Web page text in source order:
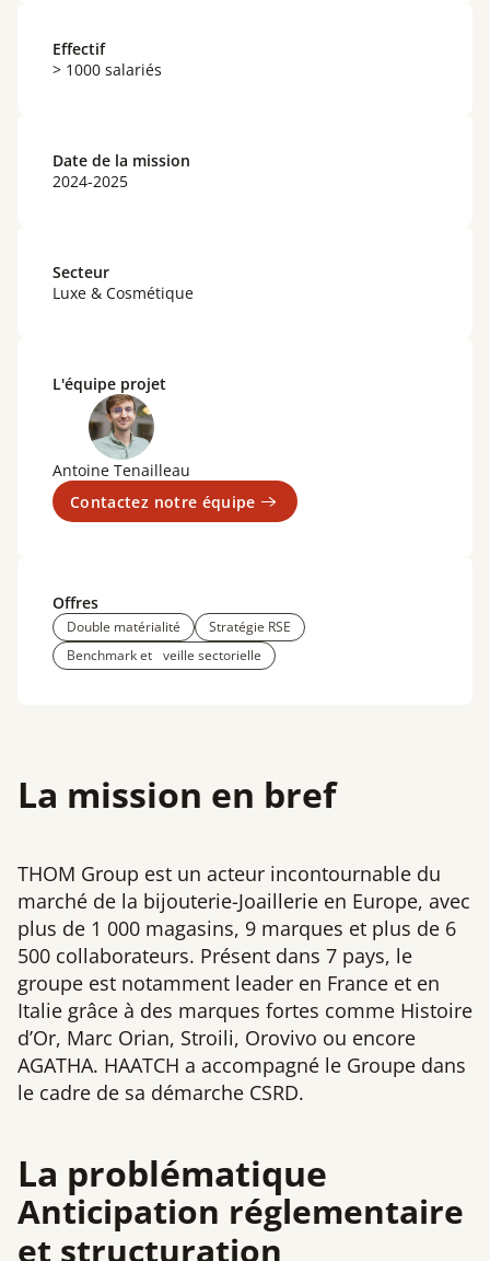
Effectif
> 1000 salariés
Date de la mission
2024-2025
Secteur
Luxe & Cosmétique
L'équipe projet
Antoine Tenailleau
Contactez notre équipe
Offres
Double matérialité
Stratégie RSE
Benchmark et veille sectorielle
La mission en bref
THOM Group est un acteur incontournable du
marché de la bijouterie-Joaillerie en Europe, avec
plus de 1 000 magasins, 9 marques et plus de 6
500 collaborateurs. Présent dans 7 pays, le
groupe est notamment leader en France et en
Italie grâce à des marques fortes comme Histoire
d’Or, Marc Orian, Stroili, Orovivo ou encore
AGATHA. HAATCH a accompagné le Groupe dans
le cadre de sa démarche CSRD.
La problématique
Anticipation réglementaire
et structuration